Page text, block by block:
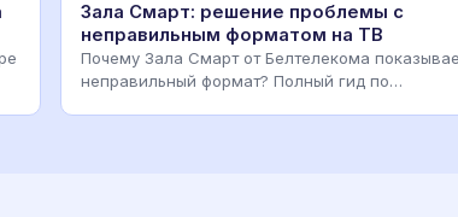
Зала Смарт: решение проблемы с
неправильным форматом на ТВ
Почему Зала Смарт от Белтелекома
неправильный формат? Полный гид по